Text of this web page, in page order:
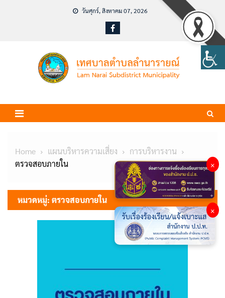
วันศุกร์, สิงหาคม 07, 2026
Home แผนบริหารความเสี่ยง
การบริหารงาน
ตรวจสอบภายใน
หมวดหมู่: ตรวจสอบภายใน
×
×